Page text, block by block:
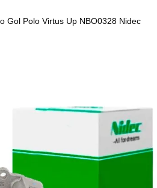
Gol Polo Virtus Up NBO0328 Nidec